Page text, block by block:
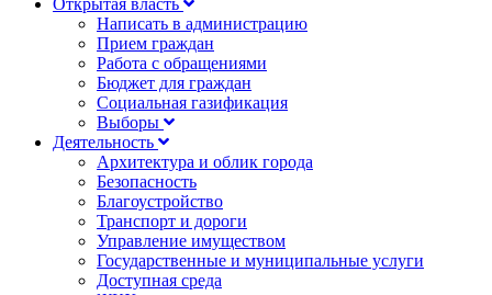
Открытая власть
Написать в администрацию
Прием граждан
Работа с обращениями
Бюджет для граждан
Социальная газификация
Выборы
Деятельность
Архитектура и облик города
Безопасность
Благоустройство
Транспорт и дороги
Управление имуществом
Государственные и муниципальные услуги
Доступная среда